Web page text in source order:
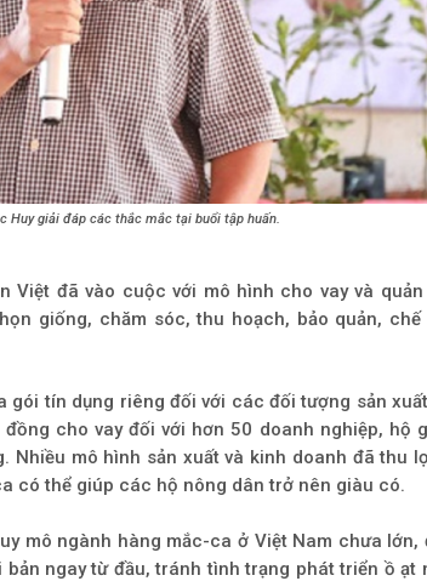
Huy giải đáp các thắc mắc tại buổi tập huấn.
Việt đã vào cuộc với mô hình cho vay và
giống, chăm sóc, thu hoạch, bảo quản, chế
gói tín dụng riêng đối với các đối tượng sản
cho vay đối với hơn 50 doanh nghiệp, hộ
Nhiều mô hình sản xuất và kinh doanh đã thu
có thể giúp các hộ nông dân trở nên giàu có.
mô ngành hàng mắc-ca ở Việt Nam chưa lớn,
ngay từ đầu, tránh tình trạng phát triển ồ ạt